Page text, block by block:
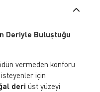
Deriyle Buluştuğu
vermeden konforu
için
deri üst yüzeyi